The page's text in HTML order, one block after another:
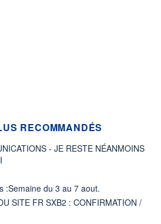
RECOMMANDÉS
- JE RESTE NÉANMOINS
:Semaine du 3 au 7 aout.
SITE FR SXB2 : CONFIRMATION /